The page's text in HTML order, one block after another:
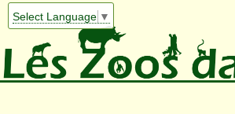
Select Language ▼